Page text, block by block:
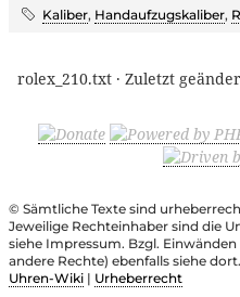
Kaliber, Handaufzugskaliber,
rolex_210.txt · Zuletzt
© Sämtliche Texte sind
Jeweilige Rechteinhaber sind die
siehe Impressum. Bzgl.
andere Rechte) ebenfalls siehe dort.
Uhren-Wiki | Urheberrecht